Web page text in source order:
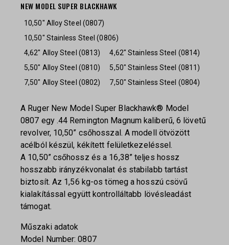
NEW MODEL SUPER BLACKHAWK
10,50" Alloy Steel (0807)
10,50" Stainless Steel (0806)
4,62" Alloy Steel (0813)
4,62" Stainless Steel (0814)
5,50" Alloy Steel (0810)
5,50" Stainless Steel (0811)
7,50" Alloy Steel (0802)
7,50" Stainless Steel (0804)
A Ruger New Model Super Blackhawk® Model
0807 egy .44 Remington Magnum kaliberű, 6 lövetű
revolver, 10,50” csőhosszal. A modell ötvözött
acélból készül, kékített felületkezeléssel.
A 10,50” csőhossz és a 16,38” teljes hossz
hosszabb irányzékvonalat és stabilabb tartást
biztosít. Az 1,56 kg-os tömeg a hosszú csövű
kialakítással együtt kontrolláltabb lövésleadást
támogat.
Műszaki adatok
Model Number: 0807